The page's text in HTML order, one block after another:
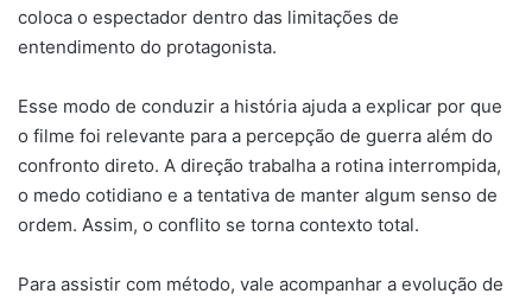
coloca o espectador dentro das limitações de
entendimento do protagonista.
Esse modo de conduzir a história ajuda a explicar por que
o filme foi relevante para a percepção de guerra além do
confronto direto. A direção trabalha a rotina interrompida,
o medo cotidiano e a tentativa de manter algum senso de
ordem. Assim, o conflito se torna contexto total.
Para assistir com método, vale acompanhar a evolução de